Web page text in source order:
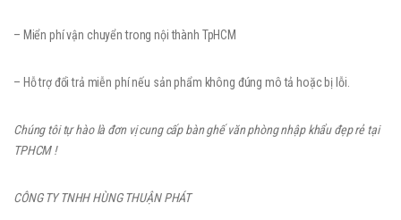
– Miển phí vận chuyển trong nội thành TpHCM
– Hỗ trợ đổi trả miễn phí nếu sản phẩm không đúng mô tả hoặc bị lỗi.
Chúng tôi tự hào là đơn vị cung cấp bàn ghế văn phòng nhập khẩu đẹp rẻ tại
TPHCM !
CÔNG TY TNHH HÙNG THUẬN PHÁT